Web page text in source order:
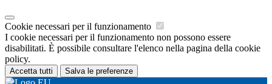
Cookie necessari per il funzionamento
I cookie necessari per il funzionamento non possono essere
disabilitati. È possibile consultare l'elenco nella pagina della cookie
policy.
Accetta tutti Salva le preferenze